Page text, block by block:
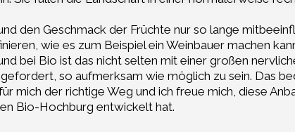
den Geschmack der Früchte nur so lange
wie es zum Beispiel ein Weinbauer machen
bei Bio ist das nicht selten mit einer großen
so aufmerksam wie möglich zu sein. Das
mich der richtige Weg und ich freue mich, diese
Bio-Hochburg entwickelt hat.